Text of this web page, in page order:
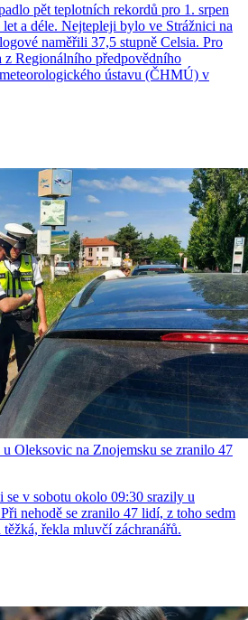
pět teplotních rekordů pro 1. srpen
a déle. Nejtepleji bylo ve Strážnici na
naměřili 37,5 stupně Celsia. Pro
Regionálního předpovědního
ústavu (ČHMÚ) v
Oleksovic na Znojemsku se zranilo 47
se v sobotu okolo 09:30 srazily u
nehodě se zranilo 47 lidí, z toho sedm
těžká, řekla mluvčí záchranářů.